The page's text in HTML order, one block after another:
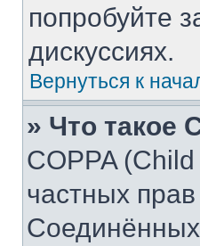
попробуйте
дискуссиях.
Вернуться к
» Что такое
COPPA
частных